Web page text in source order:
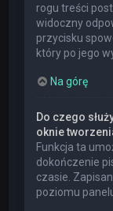
rogu treści
widoczny
przycisku
który po jego
Na górę
Do czego
oknie
Funkcja ta
dokończenie
czasie.
poziomu